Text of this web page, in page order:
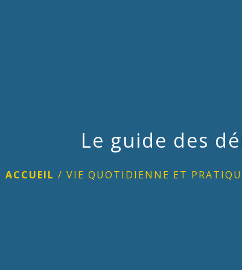
Le guide des
ACCUEIL / VIE QUOTIDIENNE ET